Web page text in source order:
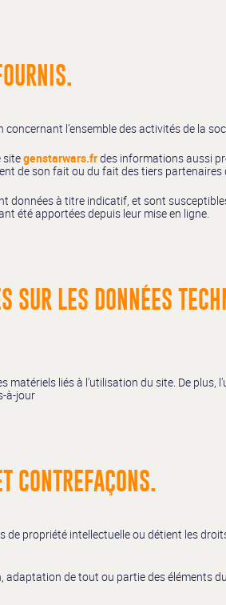
l’ensemble des activités de la
sitegenstarwars.frdes informations aussi
de son fait ou du fait des tiers
données à titre indicatif, et sont
été apportées depuis leur mise en ligne.
SUR LES DONNÉES
liés à l’utilisation du site. De
à-jour
CONTREFAÇONS.
propriété intellectuelle ou détient les
de tout ou partie des éléments